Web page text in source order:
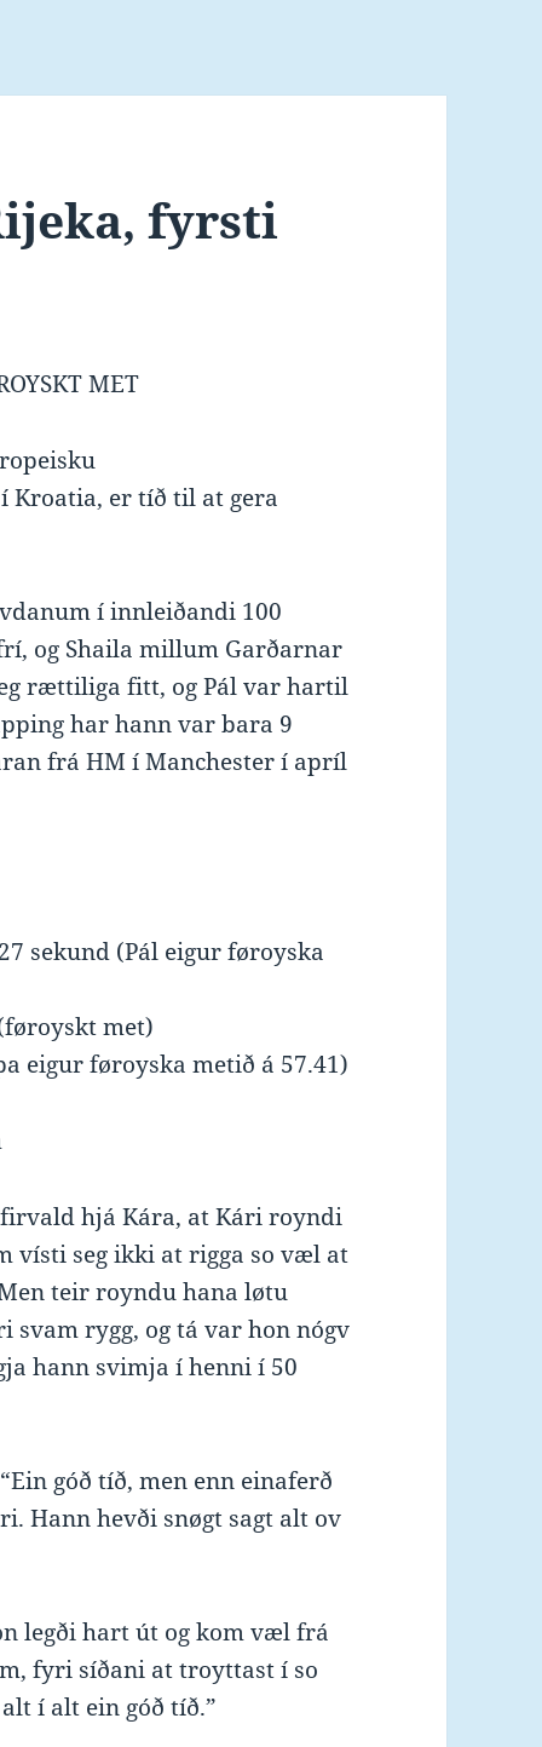
fyrsti
MET
Kroatia, er tíð til at gera
í innleiðandi 100
og Shaila millum Garðarnar
rættiliga fitt, og Pál var hartil
har hann var bara 9
frá HM í Manchester í apríl
sekund (Pál eigur føroyska
met)
eigur føroyska metið á 57.41)
hjá Kára, at Kári royndi
vísti seg ikki at rigga so væl at
teir royndu hana løtu
rygg, og tá var hon nógv
hann svimja í henni í 50
góð tíð, men enn einaferð
Hann hevði snøgt sagt alt ov
legði hart út og kom væl frá
fyri síðani at troyttast í so
í alt ein góð tíð.”